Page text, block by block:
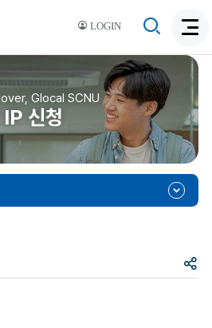
LOGIN
색
활
성
색
Glocal SCNU
IP 신청
공